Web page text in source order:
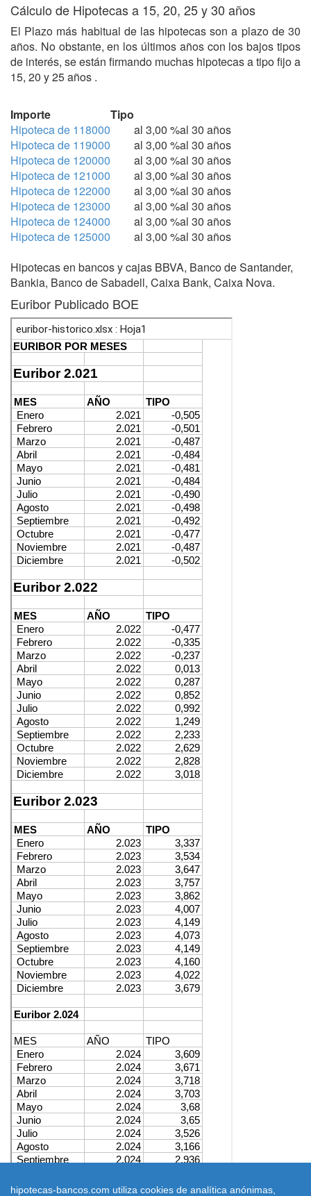
Cálculo de Hipotecas a 15, 20, 25 y 30 años
El Plazo más habitual de las hipotecas son a plazo de 30
años. No obstante, en los últimos años con los bajos tipos
de interés, se están firmando muchas hipotecas a tipo fijo a
15, 20 y 25 años .
Importe
Tipo
Hipoteca de 118000
al 3,00 %al 30 años
Hipoteca de 119000
al 3,00 %al 30 años
Hipoteca de 120000
al 3,00 %al 30 años
Hipoteca de 121000
al 3,00 %al 30 años
Hipoteca de 122000
al 3,00 %al 30 años
Hipoteca de 123000
al 3,00 %al 30 años
Hipoteca de 124000
al 3,00 %al 30 años
Hipoteca de 125000
al 3,00 %al 30 años
Hipotecas en bancos y cajas BBVA, Banco de Santander,
Bankia, Banco de Sabadell, Caixa Bank, Caixa Nova.
Euribor Publicado BOE
hipotecas-bancos.com utiliza cookies de analítica anónimas,